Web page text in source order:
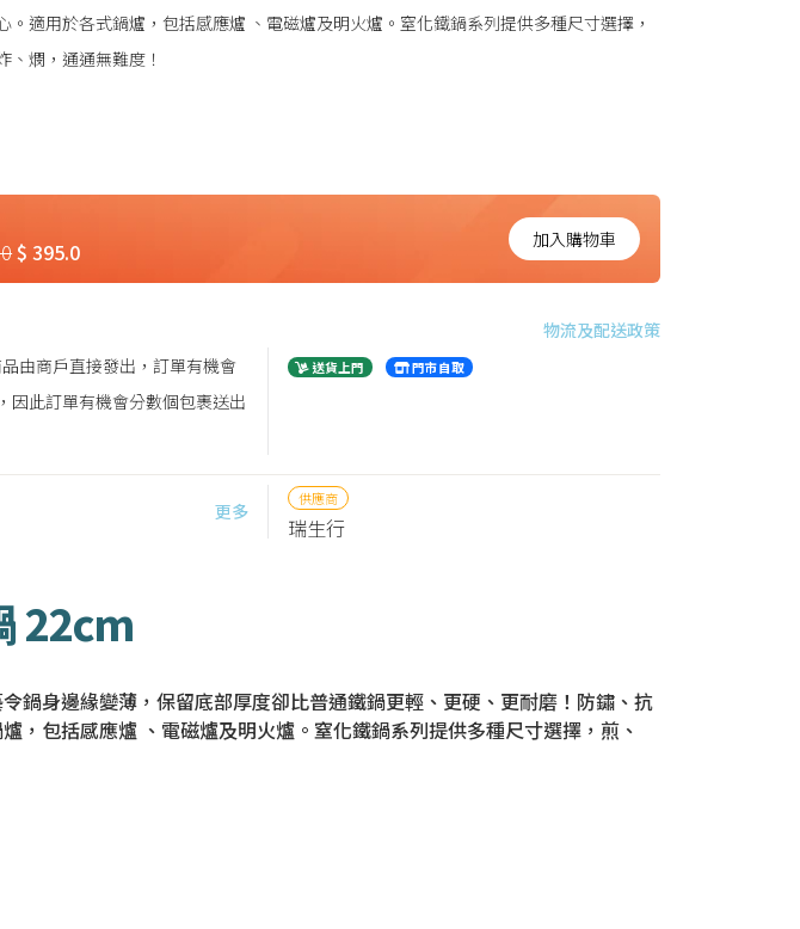
。適用於各式鍋爐，包括感應爐 、電磁爐及明火爐。窒化鐵鍋系列提供多種尺寸選擇，
、燘，通通無難度！
$ 395.0 加入購物車
物流及配送政策
由商戶直接發出，訂單有機會
因此訂單有機會分數個包裹送出
送貨上門 門市自取
更多
供應商
瑞生行
22cm
鍋身邊緣變薄，保留底部厚度卻比普通鐵鍋更輕、更硬、更耐磨！防鏽、抗
包括感應爐 、電磁爐及明火爐。窒化鐵鍋系列提供多種尺寸選擇，煎、